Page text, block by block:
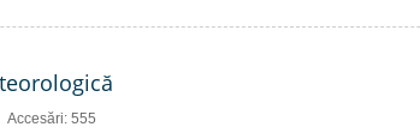
Accesări: 555